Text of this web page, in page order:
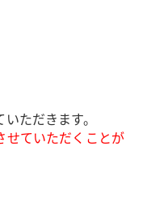
ただきます。
ていただくことが